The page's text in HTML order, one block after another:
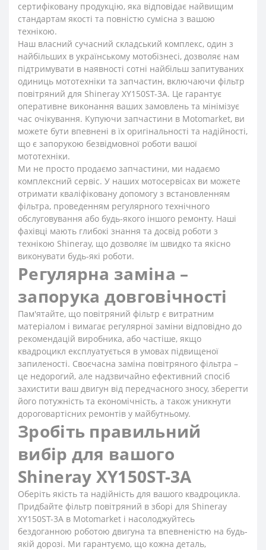
сертифіковану продукцію, яка відповідає найвищим
стандартам якості та повністю сумісна з вашою
технікою.
Наш власний сучасний складський комплекс, один з
найбільших в українському мотобізнесі, дозволяє нам
підтримувати в наявності сотні найбільш запитуваних
одиниць мототехніки та запчастин, включаючи фільтр
повітряний для Shineray XY150ST-3A. Це гарантує
оперативне виконання ваших замовлень та мінімізує
час очікування. Купуючи запчастини в Motomarket, ви
можете бути впевнені в їх оригінальності та надійності,
що є запорукою безвідмовної роботи вашої
мототехніки.
Ми не просто продаємо запчастини, ми надаємо
комплексний сервіс. У наших мотосервісах ви можете
отримати кваліфіковану допомогу з встановленням
фільтра, проведенням регулярного технічного
обслуговування або будь-якого іншого ремонту. Наші
фахівці мають глибокі знання та досвід роботи з
технікою Shineray, що дозволяє їм швидко та якісно
виконувати будь-які роботи.
Регулярна заміна –
запорука довговічності
Пам'ятайте, що повітряний фільтр є витратним
матеріалом і вимагає регулярної заміни відповідно до
рекомендацій виробника, або частіше, якщо
квадроцикл експлуатується в умовах підвищеної
запиленості. Своєчасна заміна повітряного фільтра –
це недорогий, але надзвичайно ефективний спосіб
захистити ваш двигун від передчасного зносу, зберегти
його потужність та економічність, а також уникнути
дороговартісних ремонтів у майбутньому.
Зробіть правильний
вибір для вашого
Shineray XY150ST-3A
Оберіть якість та надійність для вашого квадроцикла.
Придбайте фільтр повітряний в зборі для Shineray
XY150ST-3A в Motomarket і насолоджуйтесь
бездоганною роботою двигуна та впевненістю на будь-
якій дорозі. Ми гарантуємо, що кожна деталь,